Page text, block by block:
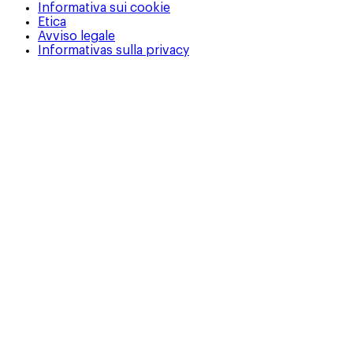
Informativa sui cookie
Etica
Avviso legale
Informativas sulla privacy